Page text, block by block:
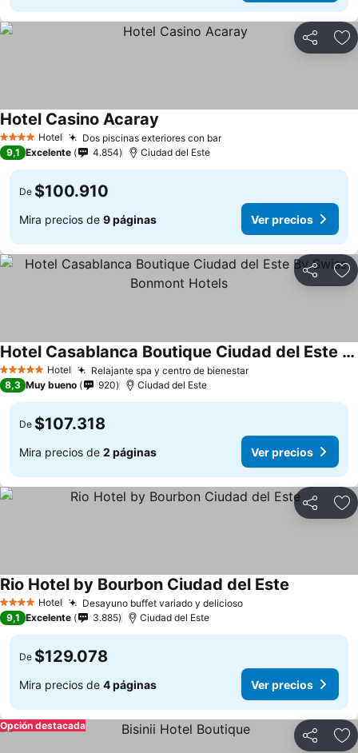
Compartir
4 EstrellasHotel Dos piscinas exteriores con bar
Hotel Casino Acaray
9,1 Excelente 4.854 Ciudad del Este
De $100.910
Mira precios de 9 páginas Ver precios
Compartir
5 Estrellas Hotel Relajante spa y centro de bienestar
Hotel Casablanca Boutique Ciudad del Este By Swiss Bonmont Hotels
8,3 Muy bueno 920 Ciudad del Este
De $107.318
Mira precios de 2 páginas Ver precios
Compartir
4 EstrellasHotel Desayuno buffet variado y delicioso
Rio Hotel by Bourbon Ciudad del Este
9,1 Excelente 3.885 Ciudad del Este
De $129.078
Mira precios de 4 páginas Ver precios
Compartir
Opción destacada